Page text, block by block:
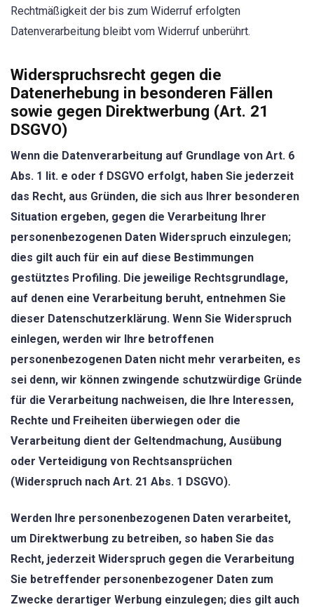
Rechtmäßigkeit der bis zum Widerruf erfolgten
Datenverarbeitung bleibt vom Widerruf unberührt.
Widerspruchsrecht gegen die
Datenerhebung in besonderen Fällen
sowie gegen Direktwerbung (Art. 21
DSGVO)
Wenn die Datenverarbeitung auf Grundlage von Art. 6
Abs. 1 lit. e oder f DSGVO erfolgt, haben Sie jederzeit
das Recht, aus Gründen, die sich aus Ihrer besonderen
Situation ergeben, gegen die Verarbeitung Ihrer
personenbezogenen Daten Widerspruch einzulegen;
dies gilt auch für ein auf diese Bestimmungen
gestütztes Profiling. Die jeweilige Rechtsgrundlage,
auf denen eine Verarbeitung beruht, entnehmen Sie
dieser Datenschutzerklärung. Wenn Sie Widerspruch
einlegen, werden wir Ihre betroffenen
personenbezogenen Daten nicht mehr verarbeiten, es
sei denn, wir können zwingende schutzwürdige Gründe
für die Verarbeitung nachweisen, die Ihre Interessen,
Rechte und Freiheiten überwiegen oder die
Verarbeitung dient der Geltendmachung, Ausübung
oder Verteidigung von Rechtsansprüchen
(Widerspruch nach Art. 21 Abs. 1 DSGVO).
Werden Ihre personenbezogenen Daten verarbeitet,
um Direktwerbung zu betreiben, so haben Sie das
Recht, jederzeit Widerspruch gegen die Verarbeitung
Sie betreffender personenbezogener Daten zum
Zwecke derartiger Werbung einzulegen; dies gilt auch